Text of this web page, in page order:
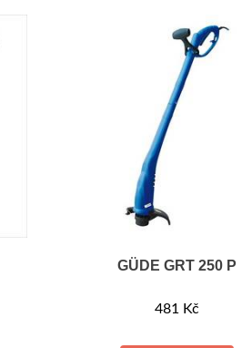
GÜDE GRT 250 P
481 Kč